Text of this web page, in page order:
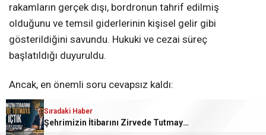
rakamların gerçek dışı, bordronun tahrif edilmiş
olduğunu ve temsil giderlerinin kişisel gelir gibi
gösterildiğini savundu. Hukuki ve cezai süreç
başlatıldığı duyuruldu.
Ancak, en önemli soru cevapsız kaldı:
Yunus Değirmenci ve genel merkez yöneticilerinin
gerçek net maaşları ne kadar?
Sıradaki Haber
Şehrimizin İtibarını Zirvede Tutmaya Ant İçtik